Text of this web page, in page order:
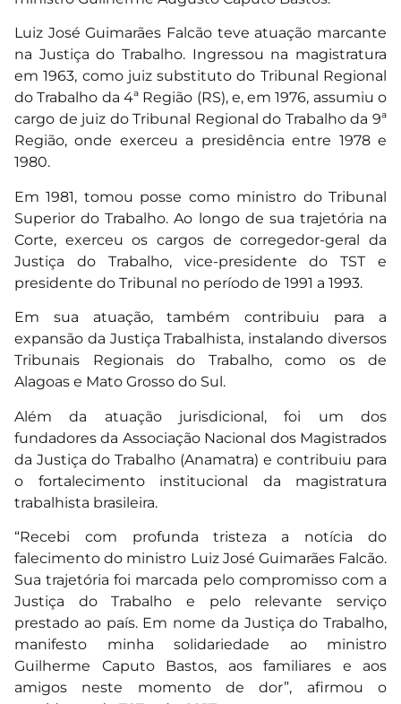
Luiz José Guimarães Falcão teve atuação marcante
na Justiça do Trabalho. Ingressou na magistratura
em 1963, como juiz substituto do Tribunal Regional
do Trabalho da 4ª Região (RS), e, em 1976, assumiu o
cargo de juiz do Tribunal Regional do Trabalho da 9ª
Região, onde exerceu a presidência entre 1978 e
1980.
Em 1981, tomou posse como ministro do Tribunal
Superior do Trabalho. Ao longo de sua trajetória na
Corte, exerceu os cargos de corregedor-geral da
Justiça do Trabalho, vice-presidente do TST e
presidente do Tribunal no período de 1991 a 1993.
Em sua atuação, também contribuiu para a
expansão da Justiça Trabalhista, instalando diversos
Tribunais Regionais do Trabalho, como os de
Alagoas e Mato Grosso do Sul.
Além da atuação jurisdicional, foi um dos
fundadores da Associação Nacional dos Magistrados
da Justiça do Trabalho (Anamatra) e contribuiu para
o fortalecimento institucional da magistratura
trabalhista brasileira.
“Recebi com profunda tristeza a notícia do
falecimento do ministro Luiz José Guimarães Falcão.
Sua trajetória foi marcada pelo compromisso com a
Justiça do Trabalho e pelo relevante serviço
prestado ao país. Em nome da Justiça do Trabalho,
manifesto minha solidariedade ao ministro
Guilherme Caputo Bastos, aos familiares e aos
amigos neste momento de dor”, afirmou o